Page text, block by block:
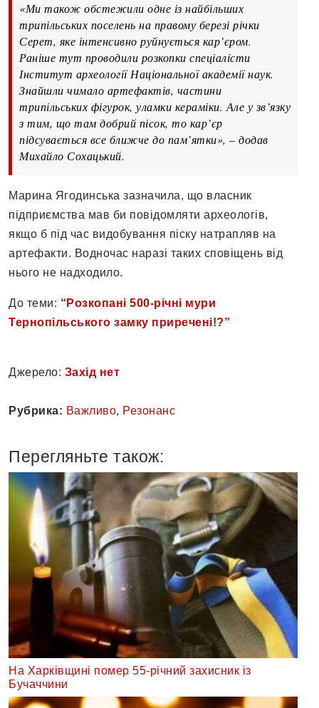
«Ми також обстежили одне із найбільших
трипільських поселень на правому березі річки
Серет, яке інтенсивно руйнується кар’єром.
Раніше тут проводили розкопки спеціалісти
Інститут археології Національної академії наук.
Знайшли чимало артефактів, частини
трипільських фігурок, уламки кераміки. Але у зв’язку
з тим, що там добрий пісок, то кар’єр
підсувається все ближче до пам’ятки», – додав
Михайло Сохацький.
Марина Ягодинська зазначила, що власник
підприємства мав би повідомляти археологів,
якщо б під час видобування піску натрапляв на
артефакти. Водночас наразі таких сповіщень від
нього не надходило.
До теми: “Розкопані 500-річні мури
Тернопільського замку приречені!?”
Джерело: Захід нет
Рубрика: Важливо, Резонанс
Перегляньте також:
На Харківщині помер 55-річний захисник із
Бучаччини